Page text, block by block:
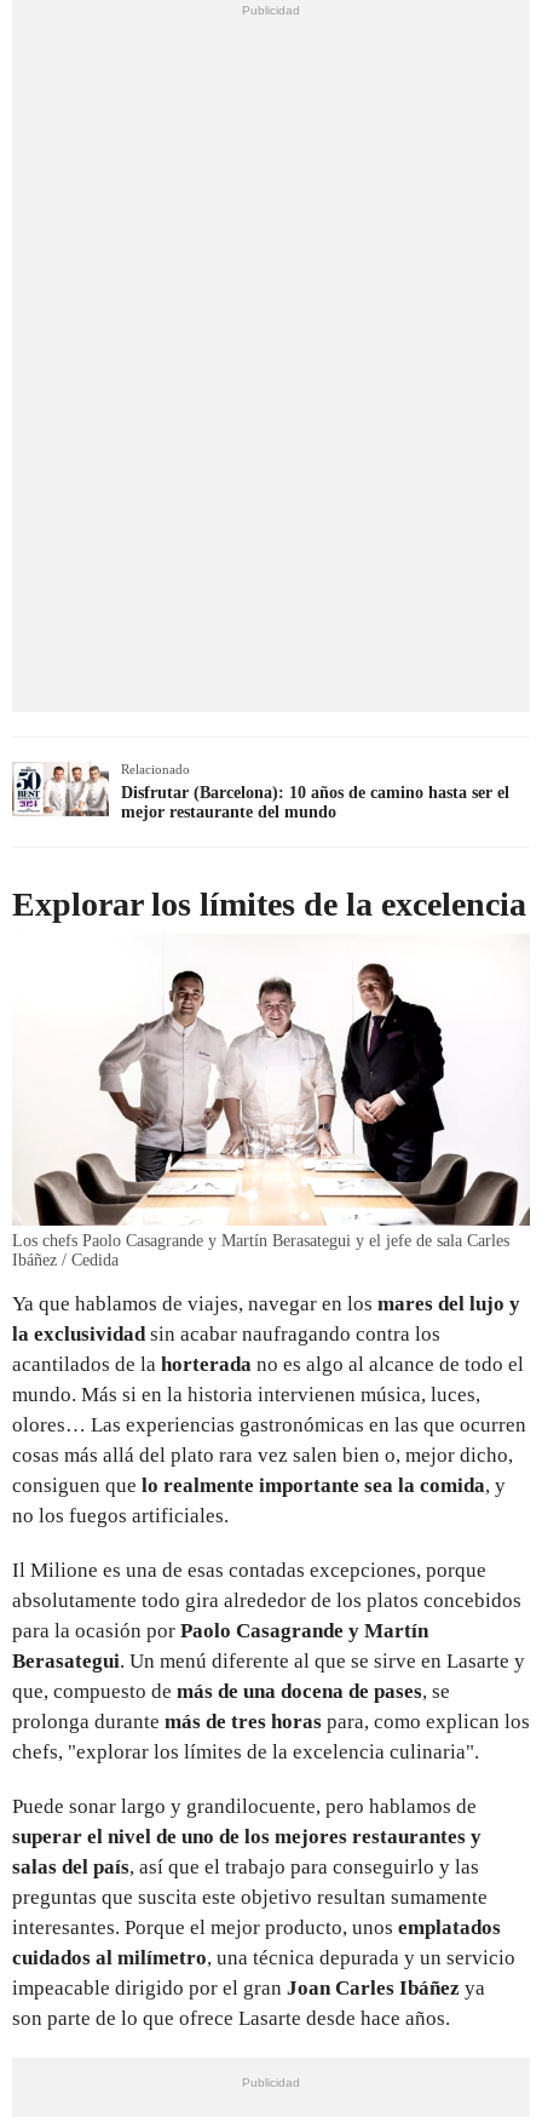
Relacionado
Disfrutar (Barcelona): 10 años de camino hasta ser el
mejor restaurante del mundo
Explorar los límites de la excelencia
Los chefs Paolo Casagrande y Martín Berasategui y el jefe de sala Carles
Ibáñez / Cedida
Ya que hablamos de viajes, navegar en los mares del lujo y
la exclusividadsin acabar naufragando contra los
acantilados de la horterada no es algo al alcance de todo el
mundo. Más si en la historia intervienen música, luces,
olores… Las experiencias gastronómicas en las que ocurren
cosas más allá del plato rara vez salen bien o, mejor dicho,
consiguen que lo realmente importante sea la comida, y
no los fuegos artificiales.
Il Milione es una de esas contadas excepciones, porque
absolutamente todo gira alrededor de los platos concebidos
para la ocasión por Paolo Casagrande y Martín
Berasategui. Un menú diferente al que se sirve en Lasarte y
que, compuesto de más de una docena de pases, se
prolonga durante más de tres horas para, como explican los
chefs, "explorar los límites de la excelencia culinaria".
Puede sonar largo y grandilocuente, pero hablamos de
superar el nivel de uno de los mejores restaurantes y
salas del país, así que el trabajo para conseguirlo y las
preguntas que suscita este objetivo resultan sumamente
interesantes. Porque el mejor producto, unos emplatados
cuidados al milímetro, una técnica depurada y un servicio
impeacable dirigido por el gran Joan Carles Ibáñez ya
son parte de lo que ofrece Lasarte desde hace años.